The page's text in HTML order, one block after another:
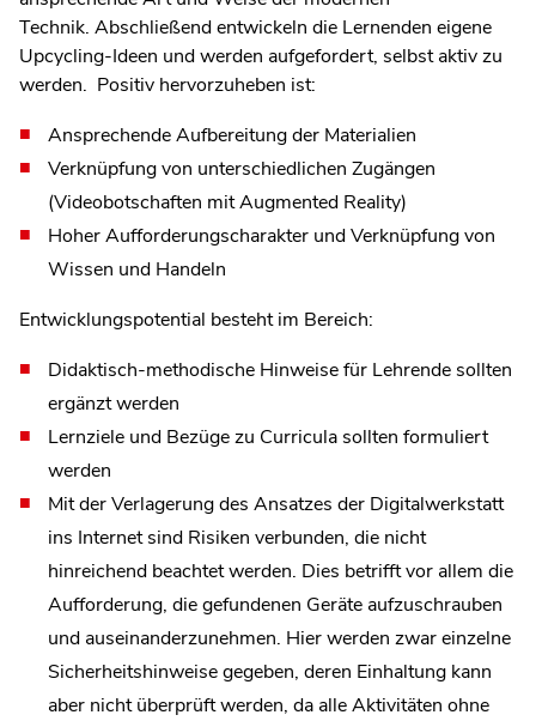
Technik. Abschließend entwickeln die Lernenden eigene
Upcycling-Ideen und werden aufgefordert, selbst aktiv zu
werden. Positiv hervorzuheben ist:
Ansprechende Aufbereitung der Materialien
Verknüpfung von unterschiedlichen Zugängen
(Videobotschaften mit Augmented Reality)
Hoher Aufforderungscharakter und Verknüpfung von
Wissen und Handeln
Entwicklungspotential besteht im Bereich:
Didaktisch-methodische Hinweise für Lehrende sollten
ergänzt werden
Lernziele und Bezüge zu Curricula sollten formuliert
werden
Mit der Verlagerung des Ansatzes der Digitalwerkstatt
ins Internet sind Risiken verbunden, die nicht
hinreichend beachtet werden. Dies betrifft vor allem die
Aufforderung, die gefundenen Geräte aufzuschrauben
und auseinanderzunehmen. Hier werden zwar einzelne
Sicherheitshinweise gegeben, deren Einhaltung kann
aber nicht überprüft werden, da alle Aktivitäten ohne